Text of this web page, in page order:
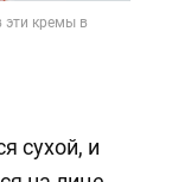
эти кремы в
сухой, и